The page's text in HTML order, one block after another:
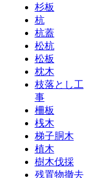
杉板
杭
杭蓋
松杭
松板
枕木
枝落とし工
事
柵板
桟木
梯子胴木
植木
樹木伐採
残置物撤去